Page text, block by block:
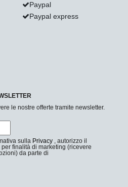
Paypal
Paypal express
le nostre offerte tramite newsletter.
sulla Privacy , autorizzo il
finalità di marketing (ricevere
da parte di